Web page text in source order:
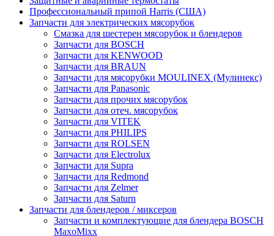
Профессиональный припой Harris (США)
Запчасти для электрических мясорубок
Смазка для шестерен мясорубок и блендеров
Запчасти для BOSCH
Запчасти для KENWOOD
Запчасти для BRAUN
Запчасти для мясорубки MOULINEX (Мулинекс)
Запчасти для Panasonic
Запчасти для прочих мясорубок
Запчасти для отеч. мясорубок
Запчасти для VITEK
Запчасти для PHILIPS
Запчасти для ROLSEN
Запчасти для Electrolux
Запчасти для Supra
Запчасти для Redmond
Запчасти для Zelmer
Запчасти для Saturn
Запчасти для блендеров / миксеров
Запчасти и комплектующие для блендера BOSCH
MaxoMixx